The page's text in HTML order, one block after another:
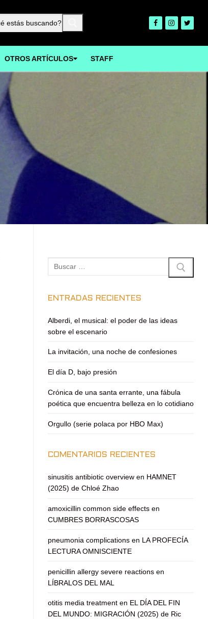
Buscar:
OTROS ARTÍCULOS STAFF
Buscar:
ENTRADAS RECIENTES
Alberdi, el musical: el poder de las ideas
sobre el escenario
La invitación, una noche de confesiones
El día D, bajo presión
Crónica de una santa errante, una fábula
poética que encuentra belleza en lo cotidiano
Orgullo (serie polaca por HBO Max)
COMENTARIOS RECIENTES
sinusitis antibiotic overview en HAMNET
(2025) de Chloé Zhao
amoxicillin common side effects en
CUMBRES BORRASCOSAS
pneumonia complications en LA PROFECÍA
LECTURA OMNISCIENTE
penicillin allergy severe reactions en
LÍBRALOS DEL MAL
otitis media treatment en EL DÍA DEL FIN
DEL MUNDO: MIGRACIÓN (2025) de Ric